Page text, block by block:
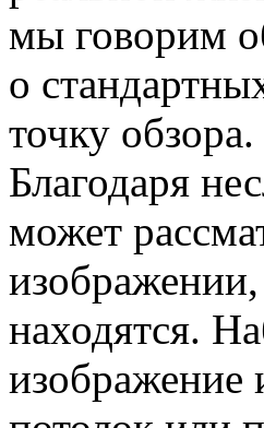
мы говорим
о
точку обзора.
Благодаря
может
изображении,
находятся.
изображение